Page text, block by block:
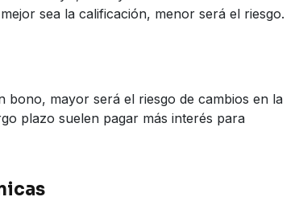
sea la calificación, menor será el riesgo.
bono, mayor será el riesgo de cambios en la
plazo suelen pagar más interés para